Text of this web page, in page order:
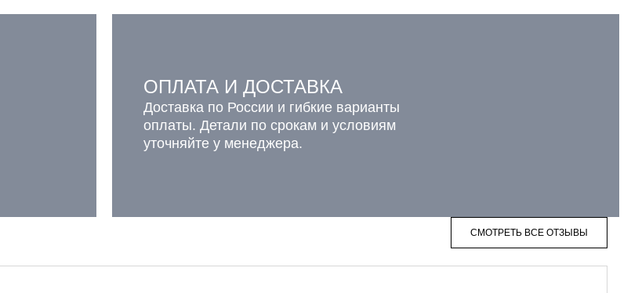
ОПЛАТА И ДОСТАВКА
Доставка по России и гибкие варианты
оплаты. Детали по срокам и условиям
уточняйте у менеджера.
СМОТРЕТЬ ВСЕ ОТЗЫВЫ